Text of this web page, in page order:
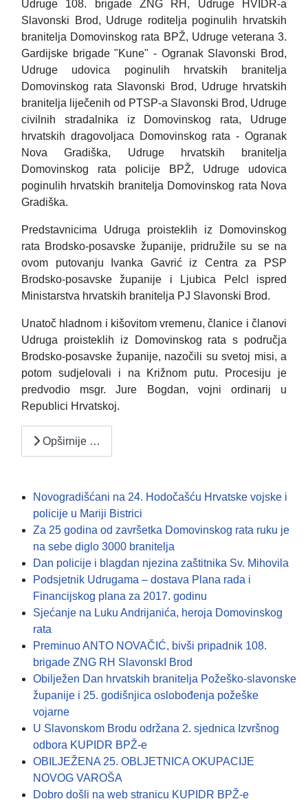
Udruge 108. brigade ZNG RH, Udruge HVIDR-a
Slavonski Brod, Udruge roditelja poginulih hrvatskih
branitelja Domovinskog rata BPŽ, Udruge veterana 3.
Gardijske brigade "Kune" - Ogranak Slavonski Brod,
Udruge udovica poginulih hrvatskih branitelja
Domovinskog rata Slavonski Brod, Udruge hrvatskih
branitelja liječenih od PTSP-a Slavonski Brod, Udruge
civilnih stradalnika iz Domovinskog rata, Udruge
hrvatskih dragovoljaca Domovinskog rata - Ogranak
Nova Gradiška, Udruge hrvatskih branitelja
Domovinskog rata policije BPŽ, Udruge udovica
poginulih hrvatskih branitelja Domovinskog rata Nova
Gradiška.
Predstavnicima Udruga proisteklih iz Domovinskog
rata Brodsko-posavske županije, pridružile su se na
ovom putovanju Ivanka Gavrić iz Centra za PSP
Brodsko-posavske županije i Ljubica Pelcl ispred
Ministarstva hrvatskih branitelja PJ Slavonski Brod.
Unatoč hladnom i kišovitom vremenu, članice i članovi
Udruga proisteklih iz Domovinskog rata s područja
Brodsko-posavske županije, nazočili su svetoj misi, a
potom sudjelovali i na Križnom putu. Procesiju je
predvodio msgr. Jure Bogdan, vojni ordinarij u
Republici Hrvatskoj.
Opširnije …
Novogradišćani na 24. Hodočašću Hrvatske vojske i
policije u Mariji Bistrici
Za 25 godina od završetka Domovinskog rata ruku je
na sebe diglo 3000 branitelja
Dan policije i blagdan njezina zaštitnika Sv. Mihovila
Podsjetnik Udrugama – dostava Plana rada i
Financijskog plana za 2017. godinu
Sjećanje na Luku Andrijanića, heroja Domovinskog
rata
Preminuo ANTO NOVAČIĆ, bivši pripadnik 108.
brigade ZNG RH SlavonskI Brod
Obilježen Dan hrvatskih branitelja Požeško-slavonske
županije i 25. godišnjica oslobođenja požeške
vojarne
U Slavonskom Brodu održana 2. sjednica Izvršnog
odbora KUPIDR BPŽ-e
OBILJEŽENA 25. OBLJETNICA OKUPACIJE
NOVOG VAROŠA
Dobro došli na web stranicu KUPIDR BPŽ-e